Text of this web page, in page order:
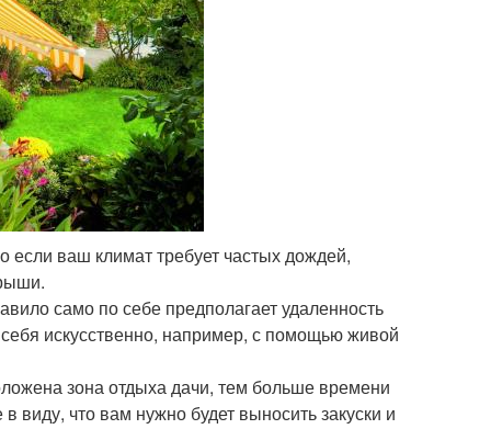
если ваш климат требует частых дождей,
само по себе предполагает удаленность
искусственно, например, с помощью живой
зона отдыха дачи, тем больше времени
виду, что вам нужно будет выносить закуски и